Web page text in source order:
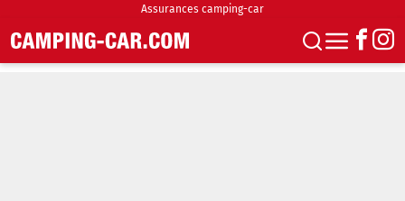
Assurances camping-car